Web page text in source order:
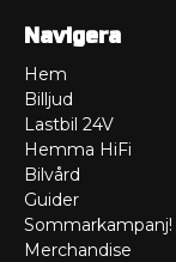
Navigera
Hem
Billjud
Lastbil 24V
Hemma HiFi
Bilvård
Guider
Sommarkampanj!
Merchandise